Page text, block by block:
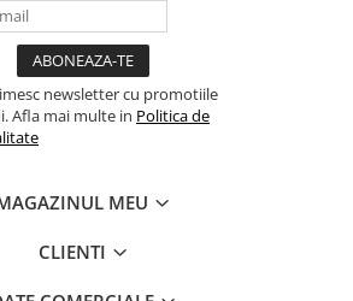
newsletter cu promotiile
Afla mai multe in Politica de
MEU
CLIENTI